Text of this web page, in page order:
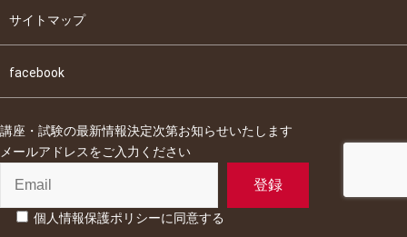
サイトマップ
facebook
講座・試験の最新情報決定次第お知らせいたします
メールアドレスをご入力ください
個人情報保護ポリシーに同意する